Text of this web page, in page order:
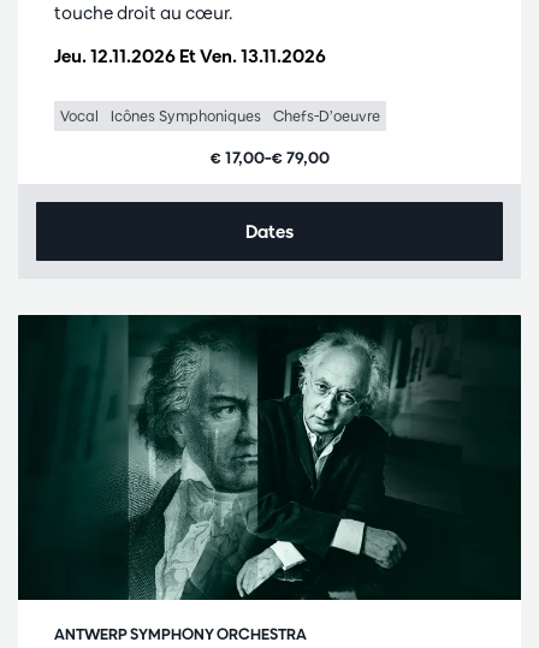
Jeu. 12.11.2026 EtVen. 13.11.2026
touche droit au cœur.
Vocal Icônes Symphoniques Chefs-D’oeuvre
€ 17,00–€ 79,00
Dates
ANTWERP SYMPHONY ORCHESTRA